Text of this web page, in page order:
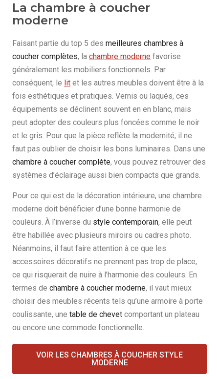
La chambre à coucher
moderne
Faisant partie du top 5 des meilleures chambres à
coucher complètes, la chambre moderne favorise
généralement les mobiliers fonctionnels. Par
conséquent, le lit et les autres meubles doivent être à la
fois esthétiques et pratiques. Vernis ou laqués, ces
équipements se déclinent souvent en en blanc, mais
peut adopter des couleurs plus foncées comme le noir
et le gris. Pour que la pièce reflète la modernité, il ne
faut pas oublier de choisir les bons luminaires. Dans une
chambre à coucher complète, vous pouvez retrouver des
systèmes d’éclairage aussi bien compacts que grands.
Pour ce qui est de la décoration intérieure, une chambre
moderne doit bénéficier d’une bonne harmonie de
couleurs. À l’inverse du style contemporain, elle peut
être habillée avec plusieurs miroirs ou cadres photo.
Néanmoins, il faut faire attention à ce que les
accessoires décoratifs ne prennent pas trop de place,
ce qui risquerait de nuire à l’harmonie des couleurs. En
termes de chambre à coucher moderne, il vaut mieux
choisir des meubles récents tels qu’une armoire à porte
coulissante, une table de chevet comportant un plateau
ou encore une commode fonctionnelle.
VOIR LES CHAMBRES À COUCHER STYLE
MODERNE